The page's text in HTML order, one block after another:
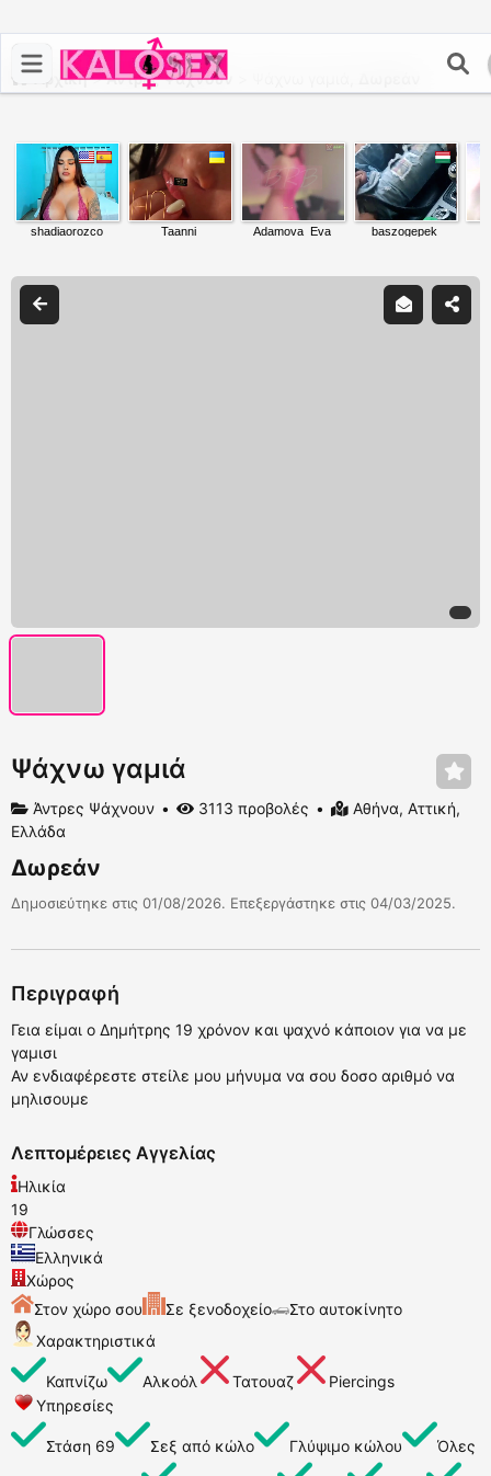
Αρχική >Άντρες Ψάχνουν
Ψάχνω γαμιά
Άντρες Ψάχνουν 3113 προβολές
Αθήνα, Αττική,
Ελλάδα
Δωρεάν
Δημοσιεύτηκε στις 01/08/2026. Επεξεργάστηκε στις 04/03/2025.
Περιγραφή
Γεια είμαι ο Δημήτρης 19 χρόνον και ψαχνό κάποιον για να με
γαμισι
Αν ενδιαφέρεστε στείλε μου μήνυμα να σου δοσο αριθμό να
μηλισουμε
Λεπτομέρειες Αγγελίας
Ηλικία
19
Γλώσσες
Ελληνικά
Χώρος
Στον χώρο σου
Σε ξενοδοχείο
Στο αυτοκίνητο
Χαρακτηριστικά
Καπνίζω Αλκοόλ Τατουαζ
Piercings
Υπηρεσίες
Στάση 69 Σεξ από κώλο Γλύψιμο κώλου Όλες